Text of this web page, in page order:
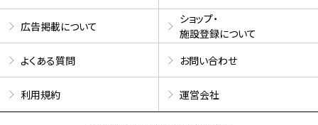
広告掲載について
ショップ・
施設登録について
よくある質問
お問い合わせ
利用規約 運営会社